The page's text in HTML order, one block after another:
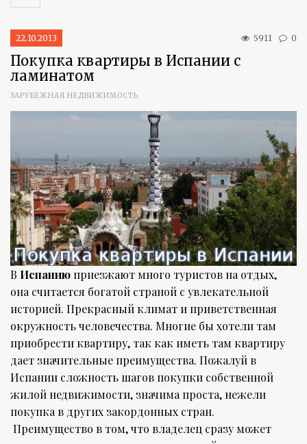
22.10.2013 5911 0
Покупка квартиры в Испании с
ламинатом
ЗАРУБЕЖНАЯ НЕДВИЖИМОСТЬ
В Испанию приезжают много туристов на отдых,
она считается богатой страной с увлекательной
историей. Прекрасный климат и приветственная
окружность человечества. Многие бы хотели там
приобрести квартиру, так как иметь там квартиру
дает значительные преимущества. Пожалуй в
Испании сложность шагов покупки собственной
жилой недвижимости, значима проста, нежели
покупка в других закордонных стран.
Преимущество в том, что владелец сразу может